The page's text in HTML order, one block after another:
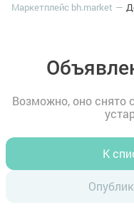
Маркетплейс bh.market
Возможно, оно снято
К